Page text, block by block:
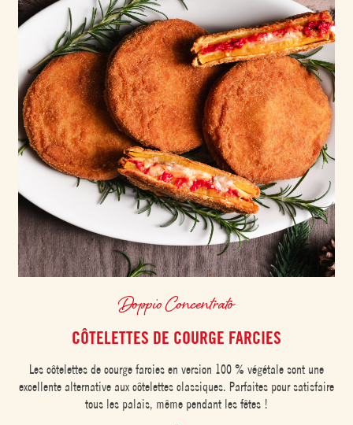
Doppio Concentrato
CÔTELETTES DE COURGE FARCIES
Les côtelettes de courge farcies en version 100 % végétale sont une
excellente alternative aux côtelettes classiques. Parfaites pour satisfaire
tous les palais, même pendant les fêtes !